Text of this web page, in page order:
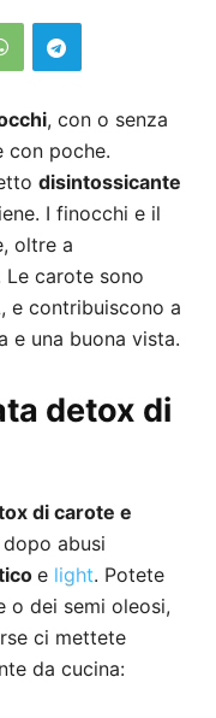
, con o senza
con poche.
disintossicante
I finocchi e il
oltre a
carote sono
e contribuiscono a
e una buona vista.
detox di
di carote e
abusi
e light. Potete
o dei semi oleosi,
ci mettete
da cucina: